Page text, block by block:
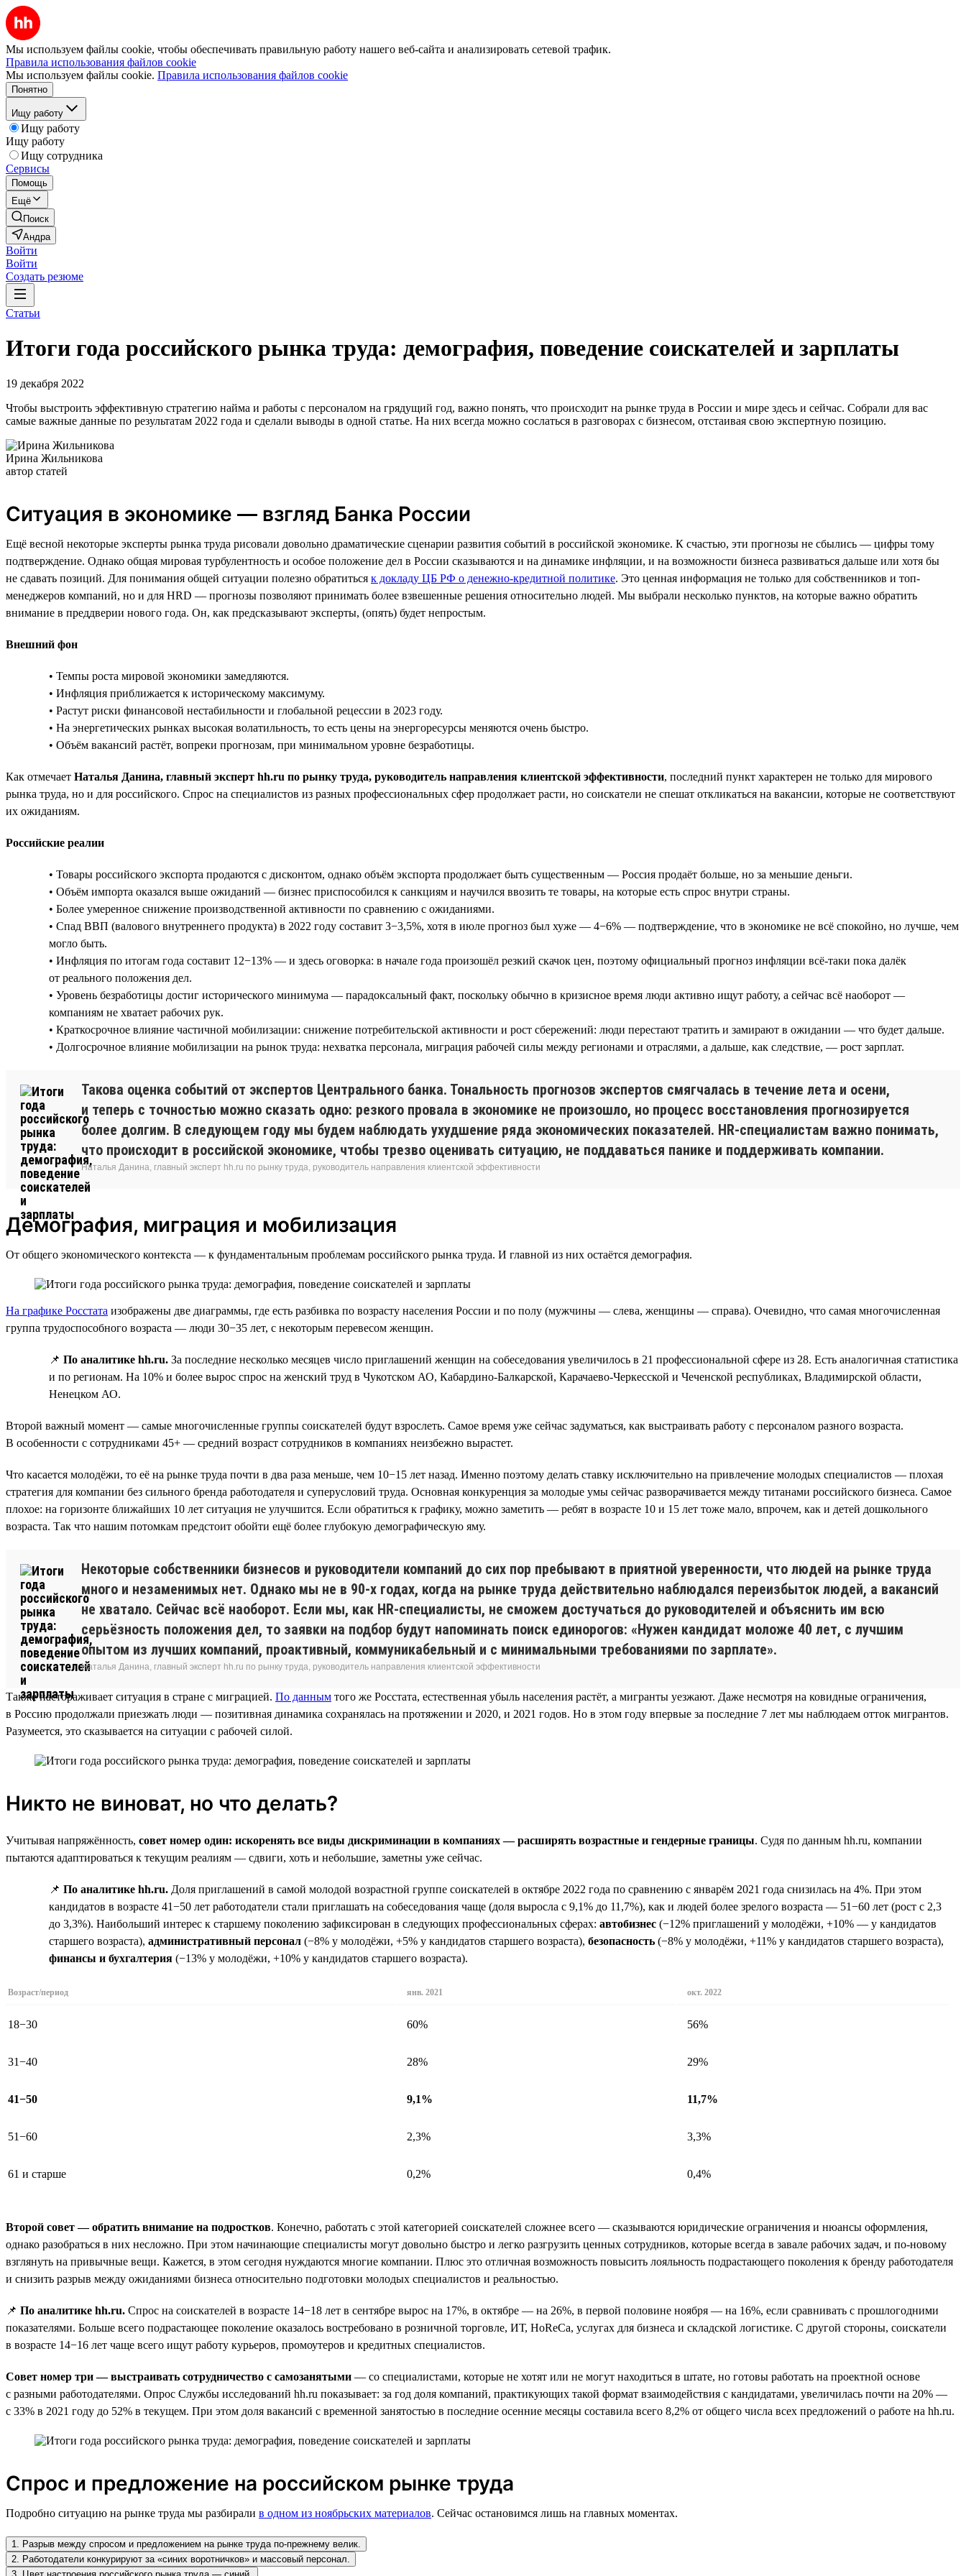
Мы используем файлы cookie, чтобы обеспечивать правильную работу нашего веб-сайта и анализировать сетевой трафик.
Правила использования файлов cookie
Мы используем файлы cookie. Правила использования файлов cookie
Понятно
Ищу работу
Ищу работу
Ищу работу
Ищу сотрудника
Сервисы
Помощь
Ещё
Поиск
Андра
Войти
Войти
Создать резюме
Статьи
Итоги года российского рынка труда: демография, поведение соискателей и зарплаты
19 декабря 2022
Чтобы выстроить эффективную стратегию найма и работы с персоналом на грядущий год, важно понять, что происходит на рынке труда в России и мире здесь и сейчас. Собрали для вас
самые важные данные по результатам 2022 года и сделали выводы в одной статье. На них всегда можно сослаться в разговорах с бизнесом, отстаивая свою экспертную позицию.
Ирина Жильникова
автор статей
Ситуация в экономике — взгляд Банка России
Ещё весной некоторые эксперты рынка труда рисовали довольно драматические сценарии развития событий в российской экономике. К счастью, эти прогнозы не сбылись — цифры тому
подтверждение. Однако общая мировая турбулентность и особое положение дел в России сказываются и на динамике инфляции, и на возможности бизнеса развиваться дальше или хотя бы
не сдавать позиций. Для понимания общей ситуации полезно обратиться к докладу ЦБ РФ о денежно-кредитной политике. Это ценная информация не только для собственников и топ-
менеджеров компаний, но и для HRD — прогнозы позволяют принимать более взвешенные решения относительно людей. Мы выбрали несколько пунктов, на которые важно обратить
внимание в преддверии нового года. Он, как предсказывают эксперты, (опять) будет непростым.
Внешний фон
• Темпы роста мировой экономики замедляются.
• Инфляция приближается к историческому максимуму.
• Растут риски финансовой нестабильности и глобальной рецессии в 2023 году.
• На энергетических рынках высокая волатильность, то есть цены на энергоресурсы меняются очень быстро.
• Объём вакансий растёт, вопреки прогнозам, при минимальном уровне безработицы.
Как отмечает Наталья Данина, главный эксперт hh.ru по рынку труда, руководитель направления клиентской эффективности, последний пункт характерен не только для мирового
рынка труда, но и для российского. Спрос на специалистов из разных профессиональных сфер продолжает расти, но соискатели не спешат откликаться на вакансии, которые не соответствуют
их ожиданиям.
Российские реалии
• Товары российского экспорта продаются с дисконтом, однако объём экспорта продолжает быть существенным — Россия продаёт больше, но за меньшие деньги.
• Объём импорта оказался выше ожиданий — бизнес приспособился к санкциям и научился ввозить те товары, на которые есть спрос внутри страны.
• Более умеренное снижение производственной активности по сравнению с ожиданиями.
• Спад ВВП (валового внутреннего продукта) в 2022 году составит 3−3,5%, хотя в июле прогноз был хуже — 4−6% — подтверждение, что в экономике не всё спокойно, но лучше, чем
могло быть.
• Инфляция по итогам года составит 12−13% — и здесь оговорка: в начале года произошёл резкий скачок цен, поэтому официальный прогноз инфляции всё-таки пока далёк
от реального положения дел.
• Уровень безработицы достиг исторического минимума — парадоксальный факт, поскольку обычно в кризисное время люди активно ищут работу, а сейчас всё наоборот —
компаниям не хватает рабочих рук.
• Краткосрочное влияние частичной мобилизации: снижение потребительской активности и рост сбережений: люди перестают тратить и замирают в ожидании — что будет дальше.
• Долгосрочное влияние мобилизации на рынок труда: нехватка персонала, миграция рабочей силы между регионами и отраслями, а дальше, как следствие, — рост зарплат.
Такова оценка событий от экспертов Центрального банка. Тональность прогнозов экспертов смягчалась в течение лета и осени,
и теперь с точностью можно сказать одно: резкого провала в экономике не произошло, но процесс восстановления прогнозируется
более долгим. В следующем году мы будем наблюдать ухудшение ряда экономических показателей. HR-специалистам важно понимать,
что происходит в российской экономике, чтобы трезво оценивать ситуацию, не поддаваться панике и поддерживать компании.
Наталья Данина, главный эксперт hh.ru по рынку труда, руководитель направления клиентской эффективности
Демография, миграция и мобилизация
От общего экономического контекста — к фундаментальным проблемам российского рынка труда. И главной из них остаётся демография.
На графике Росстата изображены две диаграммы, где есть разбивка по возрасту населения России и по полу (мужчины — слева, женщины — справа). Очевидно, что самая многочисленная
группа трудоспособного возраста — люди 30−35 лет, с некоторым перевесом женщин.
📌 По аналитике hh.ru. За последние несколько месяцев число приглашений женщин на собеседования увеличилось в 21 профессиональной сфере из 28. Есть аналогичная статистика
и по регионам. На 10% и более вырос спрос на женский труд в Чукотском АО, Кабардино-Балкарской, Карачаево-Черкесской и Чеченской республиках, Владимирской области,
Ненецком АО.
Второй важный момент — самые многочисленные группы соискателей будут взрослеть. Самое время уже сейчас задуматься, как выстраивать работу с персоналом разного возраста.
В особенности с сотрудниками 45+ — средний возраст сотрудников в компаниях неизбежно вырастет.
Что касается молодёжи, то её на рынке труда почти в два раза меньше, чем 10−15 лет назад. Именно поэтому делать ставку исключительно на привлечение молодых специалистов — плохая
стратегия для компании без сильного бренда работодателя и суперусловий труда. Основная конкуренция за молодые умы сейчас разворачивается между титанами российского бизнеса. Самое
плохое: на горизонте ближайших 10 лет ситуация не улучшится. Если обратиться к графику, можно заметить — ребят в возрасте 10 и 15 лет тоже мало, впрочем, как и детей дошкольного
возраста. Так что нашим потомкам предстоит обойти ещё более глубокую демографическую яму.
Некоторые собственники бизнесов и руководители компаний до сих пор пребывают в приятной уверенности, что людей на рынке труда
много и незаменимых нет. Однако мы не в 90-х годах, когда на рынке труда действительно наблюдался переизбыток людей, а вакансий
не хватало. Сейчас всё наоборот. Если мы, как HR-специалисты, не сможем достучаться до руководителей и объяснить им всю
серьёзность положения дел, то заявки на подбор будут напоминать поиск единорогов: «Нужен кандидат моложе 40 лет, с лучшим
опытом из лучших компаний, проактивный, коммуникабельный и с минимальными требованиями по зарплате».
Наталья Данина, главный эксперт hh.ru по рынку труда, руководитель направления клиентской эффективности
Также настораживает ситуация в стране с миграцией. По данным того же Росстата, естественная убыль населения растёт, а мигранты уезжают. Даже несмотря на ковидные ограничения,
в Россию продолжали приезжать люди — позитивная динамика сохранялась на протяжении и 2020, и 2021 годов. Но в этом году впервые за последние 7 лет мы наблюдаем отток мигрантов.
Разумеется, это сказывается на ситуации с рабочей силой.
Никто не виноват, но что делать?
Учитывая напряжённость, совет номер один: искоренять все виды дискриминации в компаниях — расширять возрастные и гендерные границы. Судя по данным hh.ru, компании
пытаются адаптироваться к текущим реалиям — сдвиги, хоть и небольшие, заметны уже сейчас.
📌 По аналитике hh.ru. Доля приглашений в самой молодой возрастной группе соискателей в октябре 2022 года по сравнению с январём 2021 года снизилась на 4%. При этом
кандидатов в возрасте 41−50 лет работодатели стали приглашать на собеседования чаще (доля выросла с 9,1% до 11,7%), как и людей более зрелого возраста — 51−60 лет (рост с 2,3
до 3,3%). Наибольший интерес к старшему поколению зафиксирован в следующих профессиональных сферах: автобизнес (−12% приглашений у молодёжи, +10% — у кандидатов
старшего возраста), административный персонал (−8% у молодёжи, +5% у кандидатов старшего возраста), безопасность (−8% у молодёжи, +11% у кандидатов старшего возраста),
финансы и бухгалтерия (−13% у молодёжи, +10% у кандидатов старшего возраста).
Возраст/период янв. 2021 окт. 2022
18−30 60% 56%
31−40 28% 29%
41−50 9,1% 11,7%
51−60 2,3% 3,3%
61 и старше 0,2% 0,4%
Второй совет — обратить внимание на подростков. Конечно, работать с этой категорией соискателей сложнее всего — сказываются юридические ограничения и нюансы оформления,
однако разобраться в них несложно. При этом начинающие специалисты могут довольно быстро и легко разгрузить ценных сотрудников, которые всегда в завале рабочих задач, и по-новому
взглянуть на привычные вещи. Кажется, в этом сегодня нуждаются многие компании. Плюс это отличная возможность повысить лояльность подрастающего поколения к бренду работодателя
и снизить разрыв между ожиданиями бизнеса относительно подготовки молодых специалистов и реальностью.
📌 По аналитике hh.ru. Спрос на соискателей в возрасте 14−18 лет в сентябре вырос на 17%, в октябре — на 26%, в первой половине ноября — на 16%, если сравнивать с прошлогодними
показателями. Больше всего подрастающее поколение оказалось востребовано в розничной торговле, ИТ, HoReCa, услугах для бизнеса и складской логистике. С другой стороны, соискатели
в возрасте 14−16 лет чаще всего ищут работу курьеров, промоутеров и кредитных специалистов.
Совет номер три — выстраивать сотрудничество с самозанятыми — со специалистами, которые не хотят или не могут находиться в штате, но готовы работать на проектной основе
с разными работодателями. Опрос Службы исследований hh.ru показывает: за год доля компаний, практикующих такой формат взаимодействия с кандидатами, увеличилась почти на 20% —
с 33% в 2021 году до 52% в текущем. При этом доля вакансий с временной занятостью в последние осенние месяцы составила всего 8,2% от общего числа всех предложений о работе на hh.ru.
Спрос и предложение на российском рынке труда
Подробно ситуацию на рынке труда мы разбирали в одном из ноябрьских материалов. Сейчас остановимся лишь на главных моментах.
1. Разрыв между спросом и предложением на рынке труда по-прежнему велик.
2. Работодатели конкурируют за «синих воротничков» и массовый персонал.